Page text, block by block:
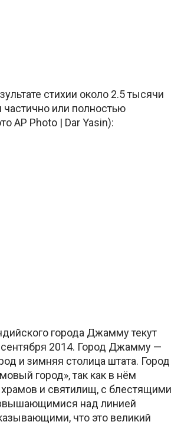
стихии около 2.5 тысячи
или полностью
AP Photo | Dar Yasin):
города Джамму текут
2014. Город Джамму —
и зимняя столица штата. Город
город», так как в нём
и святилищ, с блестящими
над линией
что это великий